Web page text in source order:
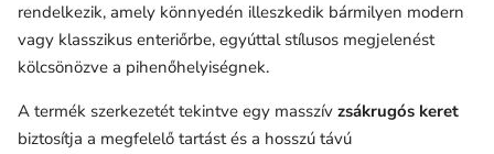
rendelkezik, amely könnyedén illeszkedik bármilyen modern
vagy klasszikus enteriőrbe, egyúttal stílusos megjelenést
kölcsönözve a pihenőhelyiségnek.
A termék szerkezetét tekintve egy masszív zsákrugós keret
biztosítja a megfelelő tartást és a hosszú távú